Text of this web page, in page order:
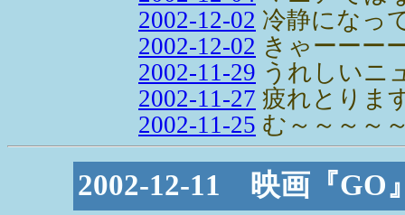
2002-12-02 冷静になっ
2002-12-02 きゃーーー
2002-11-29 うれしいニ
2002-11-27 疲れとりま
2002-11-25 む～～～～
2002-12-11 映画『GO